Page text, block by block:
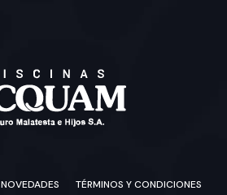
NOVEDADES
TÉRMINOS Y CONDICIONES